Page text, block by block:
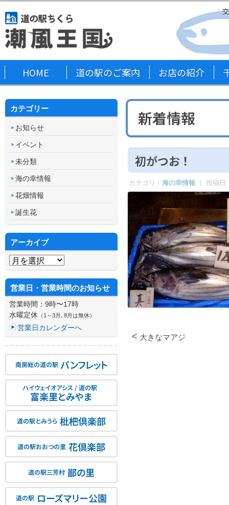
HOME 道の駅のご案内 お店の紹介
新着情報
初がつお！
カテゴリ： 海の幸情報 ｜ 投稿日
大きなマアジ
カテゴリー
お知らせ
イベント
未分類
海の幸情報
花畑情報
誕生花
アーカイブ
アーカイブ
営業日・営業時間のお知らせ
営業時間：9時〜17時
水曜定休 （1～3月､8月は無休）
営業日カレンダーへ
南房総の道の駅 パンフレット
ハイウェイオアシス / 道の駅
富楽里とみやま
道の駅とみうら 枇杷倶楽部
道の駅おおつの里 花倶楽部
道の駅三芳村 鄙の里
道の駅 ローズマリー公園